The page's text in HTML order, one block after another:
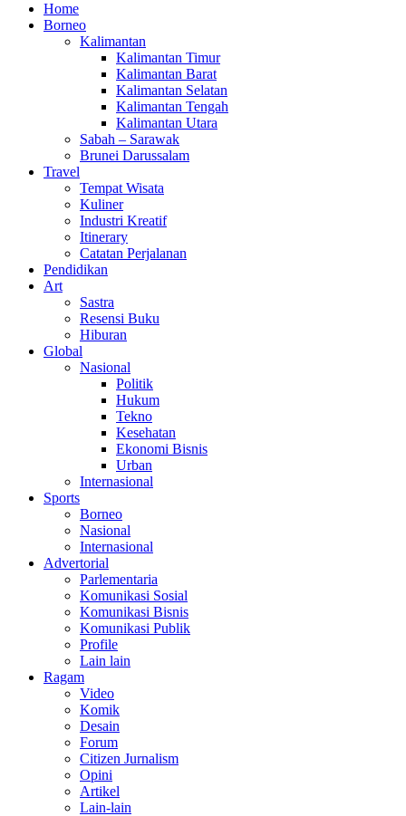
Home
Borneo
Kalimantan
Kalimantan Timur
Kalimantan Barat
Kalimantan Selatan
Kalimantan Tengah
Kalimantan Utara
Sabah – Sarawak
Brunei Darussalam
Travel
Tempat Wisata
Kuliner
Industri Kreatif
Itinerary
Catatan Perjalanan
Pendidikan
Art
Sastra
Resensi Buku
Hiburan
Global
Nasional
Politik
Hukum
Tekno
Kesehatan
Ekonomi Bisnis
Urban
Internasional
Sports
Borneo
Nasional
Internasional
Advertorial
Parlementaria
Komunikasi Sosial
Komunikasi Bisnis
Komunikasi Publik
Profile
Lain lain
Ragam
Video
Komik
Desain
Forum
Citizen Jurnalism
Opini
Artikel
Lain-lain